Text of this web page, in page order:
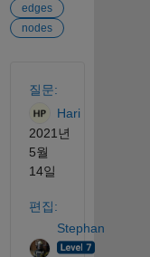
edges
nodes
질문:
Hari
2021년
5월
14일
편집:
Stephan